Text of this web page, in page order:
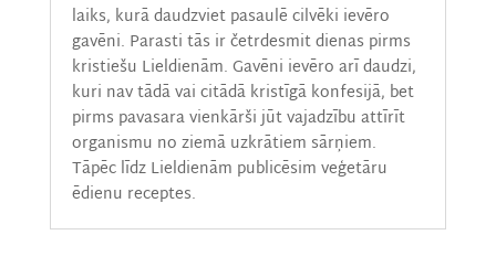
laiks, kurā daudzviet pasaulē cilvēki ievēro
gavēni. Parasti tās ir četrdesmit dienas pirms
kristiešu Lieldienām. Gavēni ievēro arī daudzi,
kuri nav tādā vai citādā kristīgā konfesijā, bet
pirms pavasara vienkārši jūt vajadzību attīrīt
organismu no ziemā uzkrātiem sārņiem.
Tāpēc līdz Lieldienām publicēsim veģetāru
ēdienu receptes.